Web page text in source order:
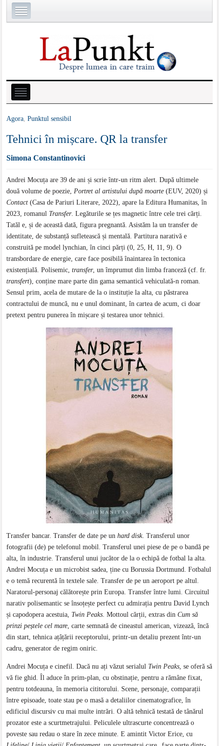
Agora ,Punktul sensibil
Tehnici în mișcare. QR la transfer
Simona Constantinovici
Andrei Mocuța are 39 de ani și scrie într-un ritm alert. După ultimele
două volume de poezie, Portret al artistului după moarte (EUV, 2020) și
Contact (Casa de Pariuri Literare, 2022), apare la Editura Humanitas, în
2023, romanul Transfer. Legăturile se țes magnetic între cele trei cărți.
Tatăl e, și de această dată, figura pregnantă. Asistăm la un transfer de
identitate, de substanță sufletească și mentală. Partitura narativă e
construită pe model lynchian, în cinci părți (0, 25, H, 11, 9). O
transbordare de energie, care face posibilă înaintarea în tectonica
existențială. Polisemic, transfer, un împrumut din limba franceză (cf. fr.
transfert), conține mare parte din gama semantică vehiculată-n roman.
Sensul prim, acela de mutare de la o instituție la alta, cu păstrarea
contractului de muncă, nu e unul dominant, în cartea de acum, ci doar
pretext pentru punerea în mișcare și testarea unor tehnici.
Transfer bancar. Transfer de date pe unhard disk. Transferul unor
fotografii (de) pe telefonul mobil. Transferul unei piese de pe o bandă pe
alta, în industrie. Transferul unui jucător de la o echipă de fotbal la alta.
Andrei Mocuța e un microbist sadea, ține cu Borussia Dortmund. Fotbalul
e o temă recurentă în textele sale. Transfer de pe un aeroport pe altul.
Naratorul-personaj călătorește prin Europa. Transfer între lumi. Circuitul
narativ polisemantic se însoțește perfect cu admirația pentru David Lynch
și capodopera acestuia, Twin Peaks . Mottoul cărții, extras dinCum să
prinzi peștele cel mare , carte semnată de cineastul american, vizează, încă
din start, tehnica ațâțării receptorului, printr-un detaliu prezent într-un
cadru, generator de regim oniric.
Andrei Mocuța e cinefil. Dacă nu ați văzut serialul Twin Peaks , se oferă să
vă fie ghid. Îl aduce în prim-plan, cu obstinație, pentru a rămâne fixat,
pentru totdeauna, în memoria cititorului. Scene, personaje, comparații
între episoade, toate stau pe o masă a detaliilor cinematografice, în
edificiul discursiv cu mai multe intrări. O altă tehnică testată de tânărul
prozator este a scurtmetrajului. Peliculele ultrascurte concentrează o
poveste sau redau o stare în zece minute. E amintit Victor Erice, cu